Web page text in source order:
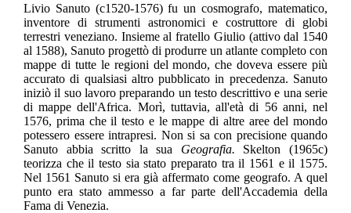
Livio Sanuto (c1520-1576) fu un cosmografo, matematico,
inventore di strumenti astronomici e costruttore di globi
terrestri veneziano. Insieme al fratello Giulio (attivo dal 1540
al 1588), Sanuto progettò di produrre un atlante completo con
mappe di tutte le regioni del mondo, che doveva essere più
accurato di qualsiasi altro pubblicato in precedenza. Sanuto
iniziò il suo lavoro preparando un testo descrittivo e una serie
di mappe dell'Africa. Morì, tuttavia, all'età di 56 anni, nel
1576, prima che il testo e le mappe di altre aree del mondo
potessero essere intrapresi. Non si sa con precisione quando
Sanuto abbia scritto la sua Geografia. Skelton (1965c)
teorizza che il testo sia stato preparato tra il 1561 e il 1575.
Nel 1561 Sanuto si era già affermato come geografo. A quel
punto era stato ammesso a far parte dell'Accademia della
Fama di Venezia.